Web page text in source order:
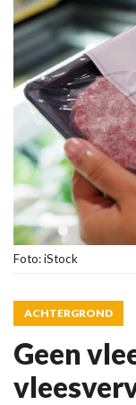
Foto: iStock
ACHTERGROND
Geen